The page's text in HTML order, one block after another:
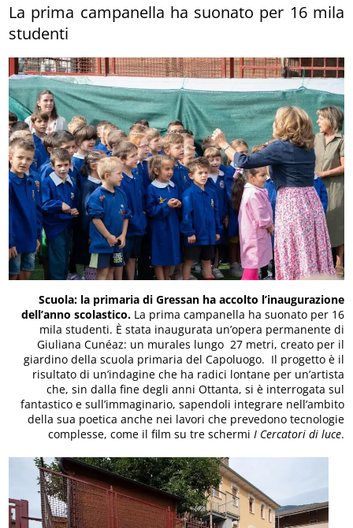
La prima campanella ha suonato per 16 mila
studenti
Scuola: la primaria di Gressan ha accolto l’inaugurazione
dell’anno scolastico.La prima campanella ha suonato per 16
mila studenti. È stata inaugurata un’opera permanente di
Giuliana Cunéaz: un murales lungo 27 metri, creato per il
giardino della scuola primaria del Capoluogo. Il progetto è il
risultato di un’indagine che ha radici lontane per un’artista
che, sin dalla fine degli anni Ottanta, si è interrogata sul
fantastico e sull’immaginario, sapendoli integrare nell’ambito
della sua poetica anche nei lavori che prevedono tecnologie
complesse, come il film su tre schermi I Cercatori di luce.